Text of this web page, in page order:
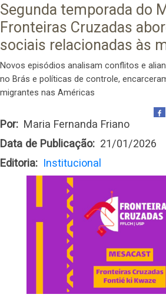
Segunda temporada do
Fronteiras Cruzadas
sociais relacionadas às
Novos episódios analisam conflitos e
no Brás e políticas de controle,
migrantes nas Américas
Por
Maria Fernanda Friano
Data de Publicação
21/01/2026
Editoria
Institucional